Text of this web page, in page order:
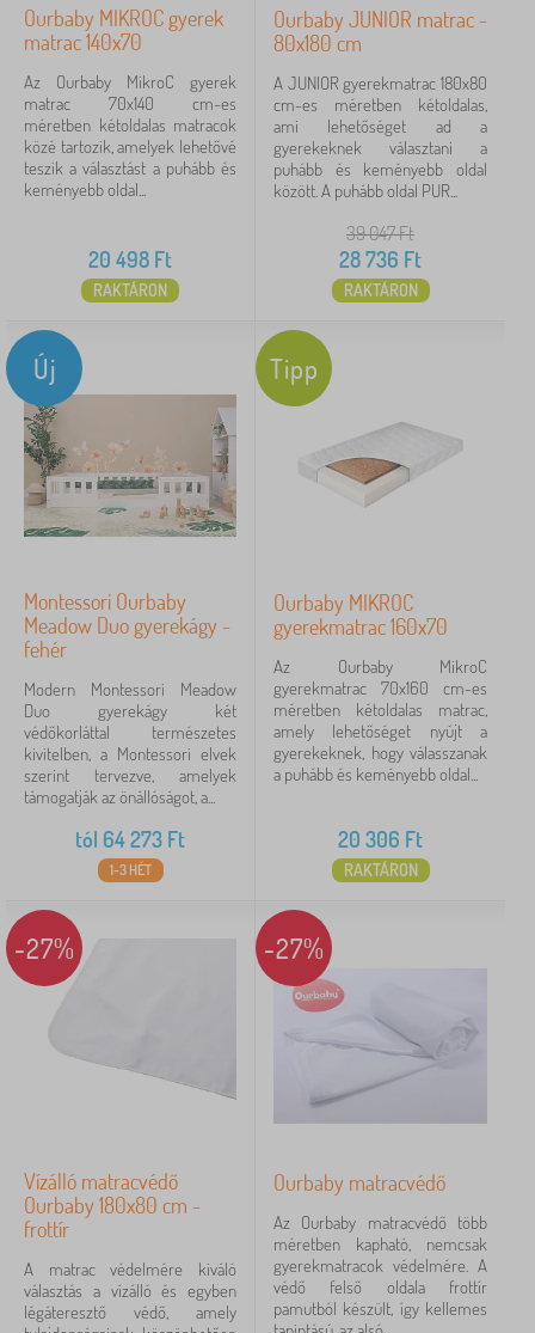
Ourbaby MIKROC gyerek
matrac 140x70
Az Ourbaby MikroC gyerek
matrac 70x140 cm-es
méretben kétoldalas matracok
közé tartozik, amelyek lehetővé
teszik a választást a puhább és
keményebb oldal...
20 498 Ft
RAKTÁRON
Ourbaby JUNIOR matrac -
80x180 cm
A JUNIOR gyerekmatrac 180x80
cm-es méretben kétoldalas,
ami lehetőséget ad a
gyerekeknek választani a
puhább és keményebb oldal
között. A puhább oldal PUR...
39 047Ft
28 736 Ft
RAKTÁRON
Új
Montessori Ourbaby
Meadow Duo gyerekágy -
fehér
Modern Montessori Meadow
Duo gyerekágy két
védőkorláttal természetes
kivitelben, a Montessori elvek
szerint tervezve, amelyek
támogatják az önállóságot, a...
tól 64 273 Ft
1-3 HÉT
Tipp
Ourbaby MIKROC
gyerekmatrac 160x70
Az Ourbaby MikroC
gyerekmatrac 70x160 cm-es
méretben kétoldalas matrac,
amely lehetőséget nyújt a
gyerekeknek, hogy válasszanak
a puhább és keményebb oldal...
20 306 Ft
RAKTÁRON
-27%
Vízálló matracvédő
Ourbaby 180x80 cm -
frottír
A matrac védelmére kiváló
választás a vízálló és egyben
légáteresztő védő, amely
-27%
Ourbaby matracvédő
Az Ourbaby matracvédő több
méretben kapható, nemcsak
gyerekmatracok védelmére. A
védő felső oldala frottír
pamutból készült, így kellemes